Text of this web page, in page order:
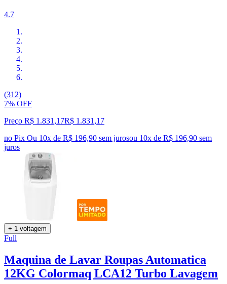
4.7
(312)
7% OFF
Preço R$ 1.831,17R$ 1.831 ,17
no Pix Ou 10x de R$ 196,90 sem jurosou 10x de R$ 196,90 sem
juros
+ 1 voltagem
Full
Maquina de Lavar Roupas Automatica
12KG Colormaq LCA12 Turbo Lavagem